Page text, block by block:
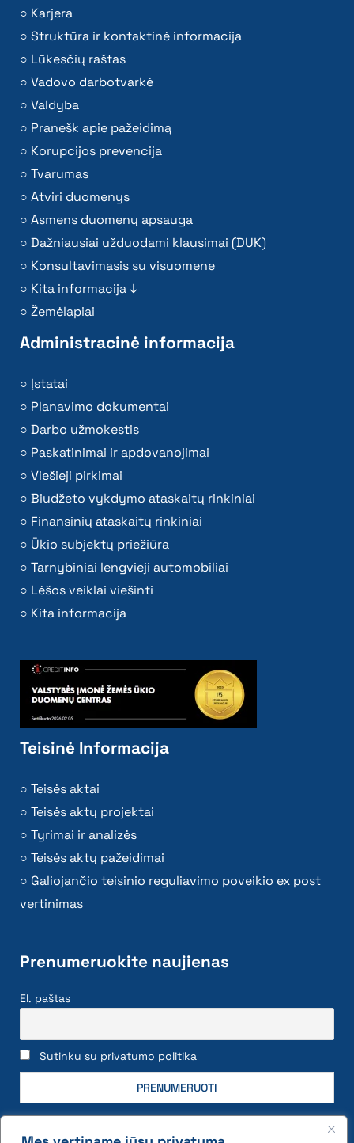
Karjera
Struktūra ir kontaktinė informacija
Lūkesčių raštas
Vadovo darbotvarkė
Valdyba
Pranešk apie pažeidimą
Korupcijos prevencija
Tvarumas
Atviri duomenys
Asmens duomenų apsauga
Dažniausiai užduodami klausimai (DUK)
Konsultavimasis su visuomene
Kita informacija ↓
Žemėlapiai
Administracinė informacija
Įstatai
Planavimo dokumentai
Darbo užmokestis
Paskatinimai ir apdovanojimai
Viešieji pirkimai
Biudžeto vykdymo ataskaitų rinkiniai
Finansinių ataskaitų rinkiniai
Ūkio subjektų priežiūra
Tarnybiniai lengvieji automobiliai
Lėšos veiklai viešinti
Kita informacija
Teisinė Informacija
Teisės aktai
Teisės aktų projektai
Tyrimai ir analizės
Teisės aktų pažeidimai
Galiojančio teisinio reguliavimo poveikio ex post
vertinimas
Prenumeruokite naujienas
El. paštas
Sutinku su privatumo politika